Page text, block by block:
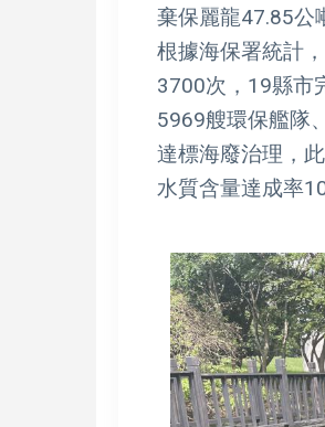
棄保麗龍47.85公
根據海保署統計
3700次，19縣市
5969艘環保艦隊
達標海廢治理，
水質含量達成率